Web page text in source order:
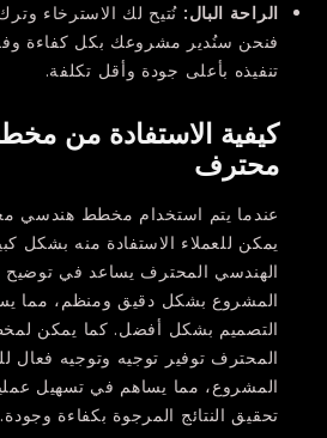
الراحة البال: نُتيح لك الاسترخاء
فنحن سنُدير مشروعك بكل كفاءة
تنفيذه بأعلى جودة وأقل تكلفة.
كيفية الاستفادة من
محترف
عندما يتم استخدام مخطط هندسي
يمكن للعملاء الاستفادة منه بشكل
الهندسي المحترف يساعد في توضيح
المشروع بشكل دقيق ومنظم، مما
التصميم بشكل أفضل. كما يمكن
المحترف توفير توجيه وتوجيه فعال
المشروع، مما يساهم في تسهيل
تحقيق النتائج المرجوة بكفاءة وجودة.